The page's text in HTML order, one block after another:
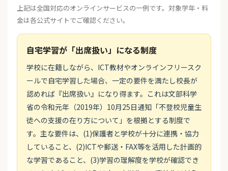
上記は全国対応のオンラインサービスの一例です。対象学年・料
金は各公式サイトでご確認ください。
自宅学習が「出席扱い」になる制度
学校に在籍しながら、ICT教材やオンラインフリースク
ールで自宅学習した場合、一定の要件を満たし校長が
認めれば『出席扱い』になり得ます。これは文部科学
省の令和元年（2019年）10月25日通知「不登校児童生
徒への支援の在り方について」を根拠とする制度で
す。主な要件は、(1)保護者と学校が十分に連携・協力
していること、(2)ICTや郵送・FAX等を活用した計画的
な学習であること、(3)学習の理解度を学校が確認でき